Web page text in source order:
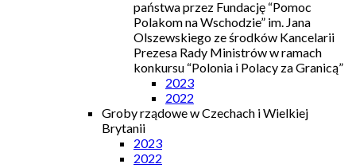
państwa przez Fundację “Pomoc
Polakom na Wschodzie” im. Jana
Olszewskiego ze środków Kancelarii
Prezesa Rady Ministrów w ramach
konkursu “Polonia i Polacy za Granicą”
2023
2022
Groby rządowe w Czechach i Wielkiej
Brytanii
2023
2022